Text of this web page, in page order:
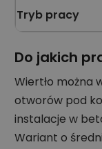
Tryb pracy
Do jakich
Wiertło można
otworów pod
instalacje w
Wariant o